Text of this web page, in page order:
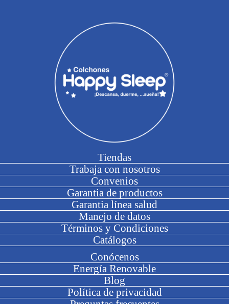
Tiendas
Trabaja con nosotros
Convenios
Garantia de productos
Garantia línea salud
Manejo de datos
Términos y Condiciones
Catálogos
Conócenos
Energía Renovable
Blog
Política de privacidad